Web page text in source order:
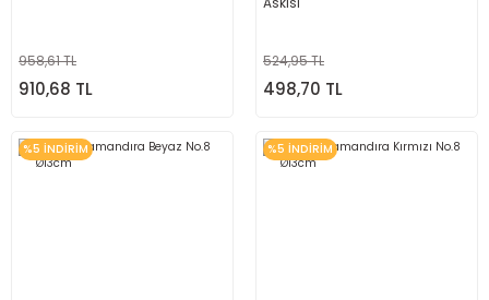
958,61 TL
910,68 TL
524,95 TL
498,70 TL
%5 İNDİRİM %5 İNDİRİM